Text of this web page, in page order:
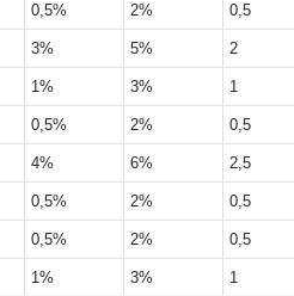
0,5% 2% 0,5
3% 5% 2
1% 3% 1
0,5% 2% 0,5
4% 6% 2,5
0,5% 2% 0,5
0,5% 2% 0,5
1% 3% 1